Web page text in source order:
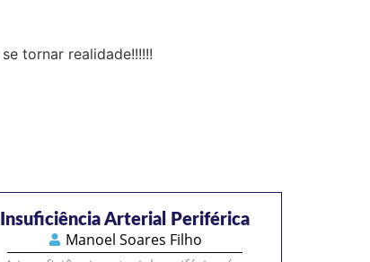
tornar realidade!!!!!!
Insuficiência Arterial Periférica
Manoel Soares Filho